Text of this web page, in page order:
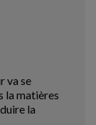
va se
la matières
la